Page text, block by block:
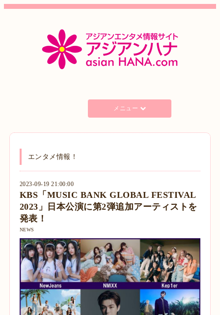
メニュー
エンタメ情報！
2023-09-19 21:00:00
KBS「MUSIC BANK GLOBAL FESTIVAL
2023」日本公演に第2弾追加アーティストを
発表！
NEWS